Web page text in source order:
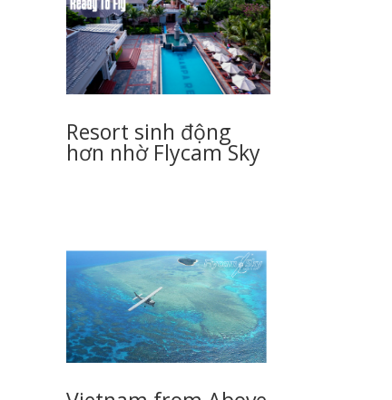
Resort sinh động
hơn nhờ Flycam Sky